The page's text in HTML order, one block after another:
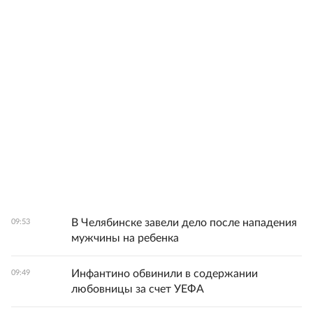
09:53
В Челябинске завели дело после нападения
мужчины на ребенка
09:49
Инфантино обвинили в содержании
любовницы за счет УЕФА